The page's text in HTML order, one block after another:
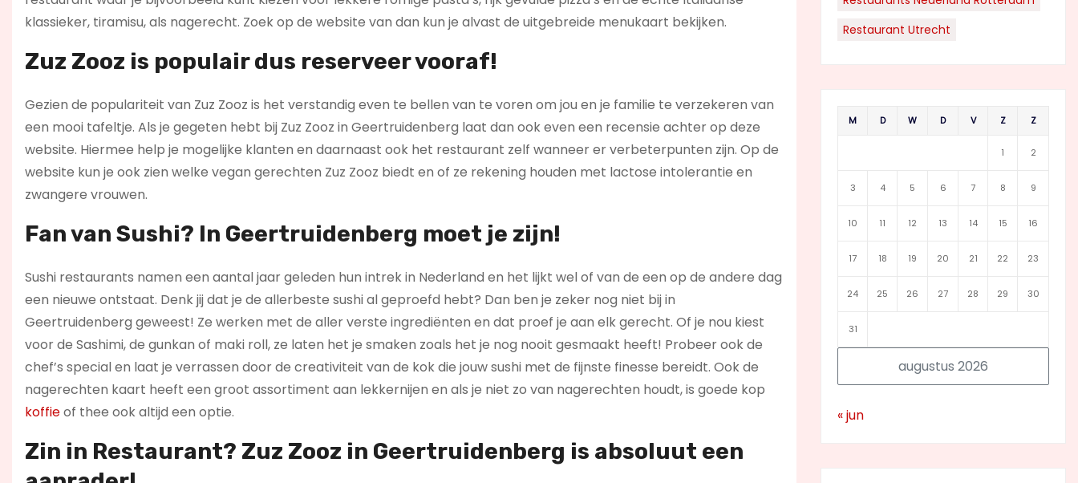
klassieker, tiramisu, als nagerecht. Zoek op de website van dan kun je alvast de uitgebreide menukaart bekijken.
Zuz Zooz is populair dus reserveer vooraf!
Gezien de populariteit van Zuz Zooz is het verstandig even te bellen van te voren om jou en je familie te verzekeren van
een mooi tafeltje. Als je gegeten hebt bij Zuz Zooz in Geertruidenberg laat dan ook even een recensie achter op deze
website. Hiermee help je mogelijke klanten en daarnaast ook het restaurant zelf wanneer er verbeterpunten zijn. Op de
website kun je ook zien welke vegan gerechten Zuz Zooz biedt en of ze rekening houden met lactose intolerantie en
zwangere vrouwen.
Fan van Sushi? In Geertruidenberg moet je zijn!
Sushi restaurants namen een aantal jaar geleden hun intrek in Nederland en het lijkt wel of van de een op de andere dag
een nieuwe ontstaat. Denk jij dat je de allerbeste sushi al geproefd hebt? Dan ben je zeker nog niet bij in
Geertruidenberg geweest! Ze werken met de aller verste ingrediënten en dat proef je aan elk gerecht. Of je nou kiest
voor de Sashimi, de gunkan of maki roll, ze laten het je smaken zoals het je nog nooit gesmaakt heeft! Probeer ook de
chef’s special en laat je verrassen door de creativiteit van de kok die jouw sushi met de fijnste finesse bereidt. Ook de
nagerechten kaart heeft een groot assortiment aan lekkernijen en als je niet zo van nagerechten houdt, is goede kop
koffieof thee ook altijd een optie.
Zin in Restaurant? Zuz Zooz in Geertruidenberg is absoluut een
Restaurant Utrecht
augustus 2026
M D W D V Z Z
1 2
3 4 5 6 7 8 9
10 11 12 13 14 15 16
17 18 19 20 21 22 23
24 25 26 27 28 29 30
31
« jun